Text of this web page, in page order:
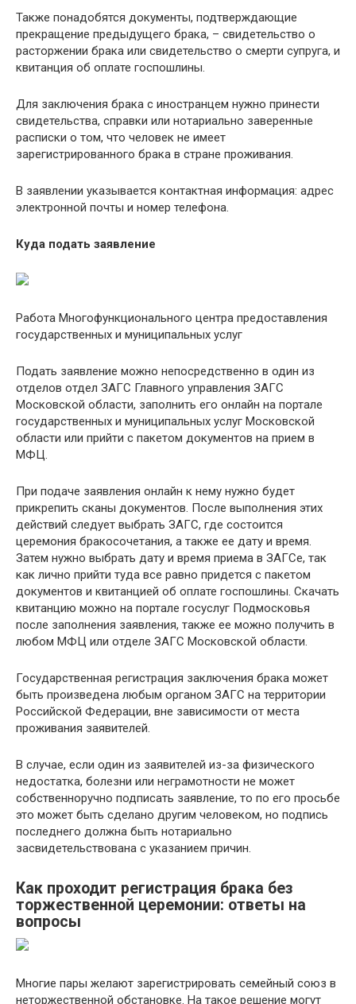
Также понадобятся документы, подтверждающие
прекращение предыдущего брака, – свидетельство о
расторжении брака или свидетельство о смерти супруга, и
квитанция об оплате госпошлины.
Для заключения брака с иностранцем нужно принести
свидетельства, справки или нотариально заверенные
расписки о том, что человек не имеет
зарегистрированного брака в стране проживания.
В заявлении указывается контактная информация: адрес
электронной почты и номер телефона.
Куда подать заявление
Работа Многофункционального центра предоставления
государственных и муниципальных услуг
Подать заявление можно непосредственно в один из
отделов отдел ЗАГС Главного управления ЗАГС
Московской области, заполнить его онлайн на портале
государственных и муниципальных услуг Московской
области или прийти с пакетом документов на прием в
МФЦ.
При подаче заявления онлайн к нему нужно будет
прикрепить сканы документов. После выполнения этих
действий следует выбрать ЗАГС, где состоится
церемония бракосочетания, а также ее дату и время.
Затем нужно выбрать дату и время приема в ЗАГСе, так
как лично прийти туда все равно придется с пакетом
документов и квитанцией об оплате госпошлины. Скачать
квитанцию можно на портале госуслуг Подмосковья
после заполнения заявления, также ее можно получить в
любом МФЦ или отделе ЗАГС Московской области.
Государственная регистрация заключения брака может
быть произведена любым органом ЗАГС на территории
Российской Федерации, вне зависимости от места
проживания заявителей.
В случае, если один из заявителей из-за физического
недостатка, болезни или неграмотности не может
собственноручно подписать заявление, то по его просьбе
это может быть сделано другим человеком, но подпись
последнего должна быть нотариально
засвидетельствована с указанием причин.
Как проходит регистрация брака без
торжественной церемонии: ответы на
вопросы
Многие пары желают зарегистрировать семейный союз в
неторжественной обстановке. На такое решение могут